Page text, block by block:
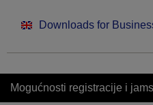
Downloads for
Mogućnosti registracije i